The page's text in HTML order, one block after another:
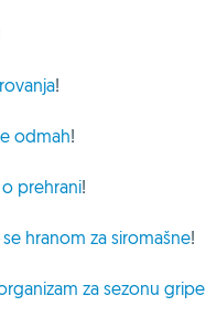
!
odmah!
prehrani!
hranom za siromašne!
za sezonu